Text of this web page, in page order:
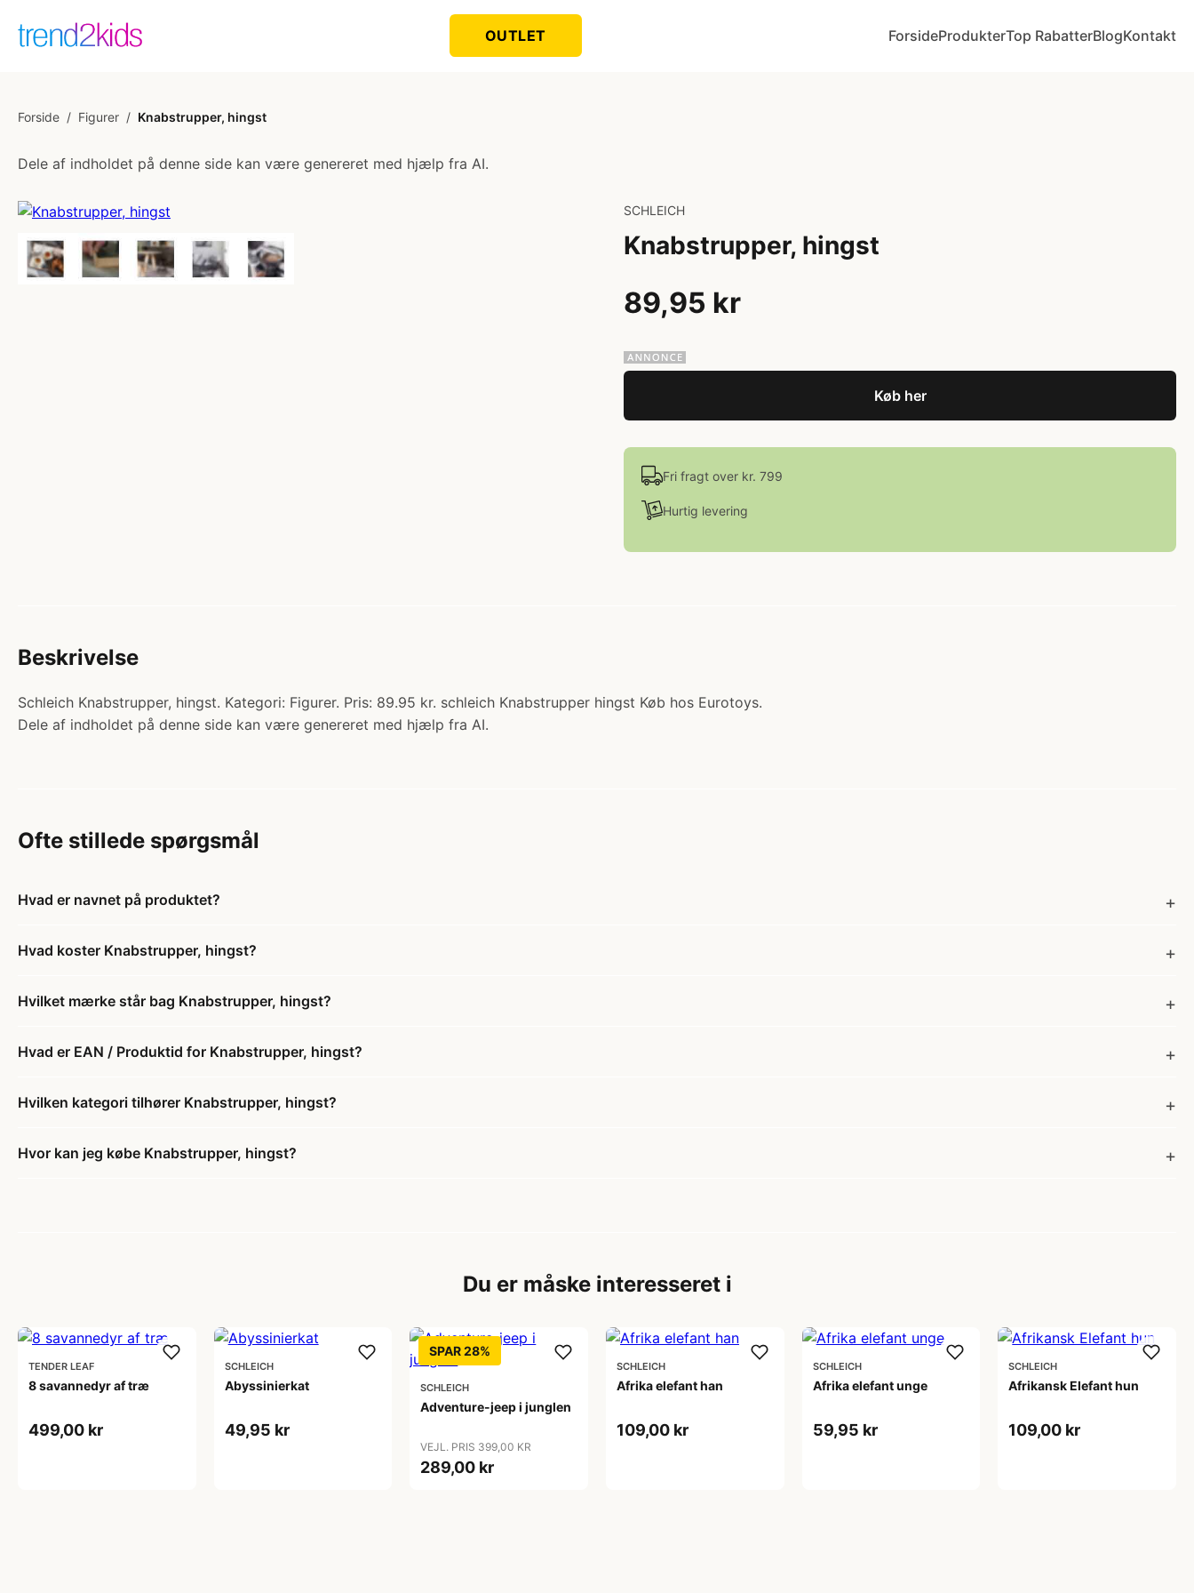
OUTLET ForsideProdukterTop RabatterBlogKontakt
Forside / Figurer / Knabstrupper, hingst
Dele af indholdet på denne side kan være genereret med hjælp fra AI.
SCHLEICH
Knabstrupper, hingst
89,95 kr
Køb her
Fri fragt over kr. 799
Hurtig levering
Beskrivelse
Schleich Knabstrupper, hingst. Kategori: Figurer. Pris: 89.95 kr. schleich Knabstrupper hingst Køb hos Eurotoys.
Dele af indholdet på denne side kan være genereret med hjælp fra AI.
Ofte stillede spørgsmål
Hvad er navnet på produktet?
Hvad koster Knabstrupper, hingst?
Hvilket mærke står bag Knabstrupper, hingst?
Hvad er EAN / Produktid for Knabstrupper, hingst?
Hvilken kategori tilhører Knabstrupper, hingst?
Hvor kan jeg købe Knabstrupper, hingst?
Du er måske interesseret i
TENDER LEAF
8 savannedyr af træ
499,00 kr
SCHLEICH
Abyssinierkat
49,95 kr
SPAR 28%
SCHLEICH
Adventure-jeep i junglen
VEJL. PRIS 399,00 KR
289,00 kr
SCHLEICH
Afrika elefant han
109,00 kr
SCHLEICH
Afrika elefant unge
59,95 kr
SCHLEICH
Afrikansk Elefant hun
109,00 kr